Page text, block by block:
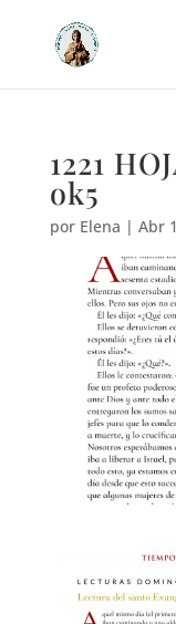
1221
ok5
por Elena | Abr